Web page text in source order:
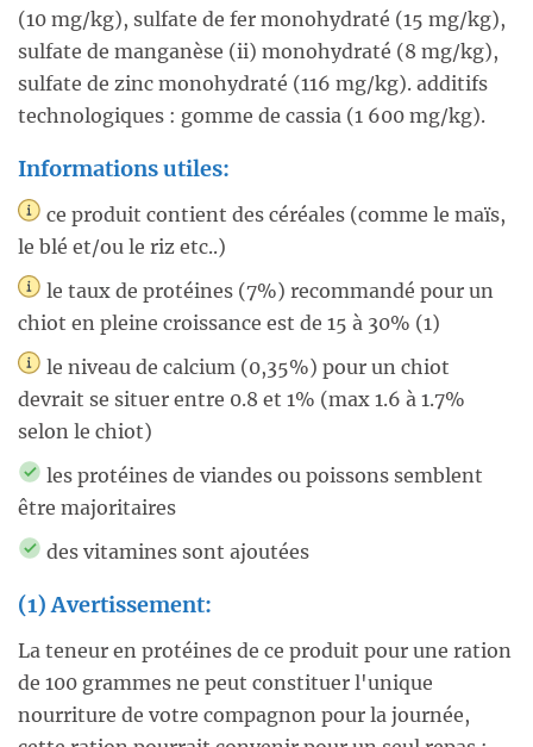
(10 mg/kg), sulfate de fer monohydraté (15 mg/kg),
sulfate de manganèse (ii) monohydraté (8 mg/kg),
sulfate de zinc monohydraté (116 mg/kg). additifs
technologiques : gomme de cassia (1 600 mg/kg).
Informations utiles:
ce produit contient des céréales (comme le maïs,
le blé et/ou le riz etc..)
le taux de protéines (7%) recommandé pour un
chiot en pleine croissance est de 15 à 30% (1)
le niveau de calcium (0,35%) pour un chiot
devrait se situer entre 0.8 et 1% (max 1.6 à 1.7%
selon le chiot)
les protéines de viandes ou poissons semblent
être majoritaires
des vitamines sont ajoutées
(1) Avertissement:
La teneur en protéines de ce produit pour une ration
de 100 grammes ne peut constituer l'unique
nourriture de votre compagnon pour la journée,